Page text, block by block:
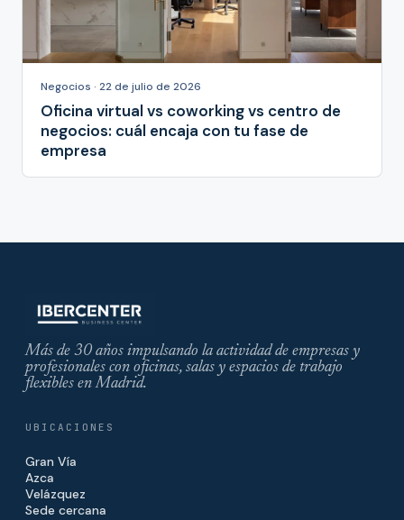
Negocios · 22 de julio de 2026
Oficina virtual vs coworking vs centro de
negocios: cuál encaja con tu fase de
empresa
Más de 30 años impulsando la actividad de empresas y
profesionales con oficinas, salas y espacios de trabajo
flexibles en Madrid.
UBICACIONES
Gran Vía
Azca
Velázquez
Sede cercana